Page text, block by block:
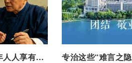
11部门联合发文，2030年人人享有中医药服务，中药股还能涨多久？